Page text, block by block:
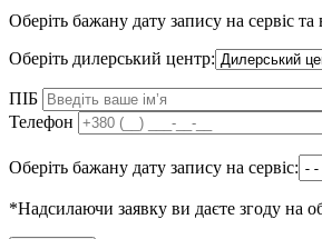
Оберіть бажану дату запису на сервіс та
Оберіть дилерський центр:
ПІБ
Телефон
Оберіть бажану дату запису на сервіс:
*Надсилаючи заявку ви даєте згоду на